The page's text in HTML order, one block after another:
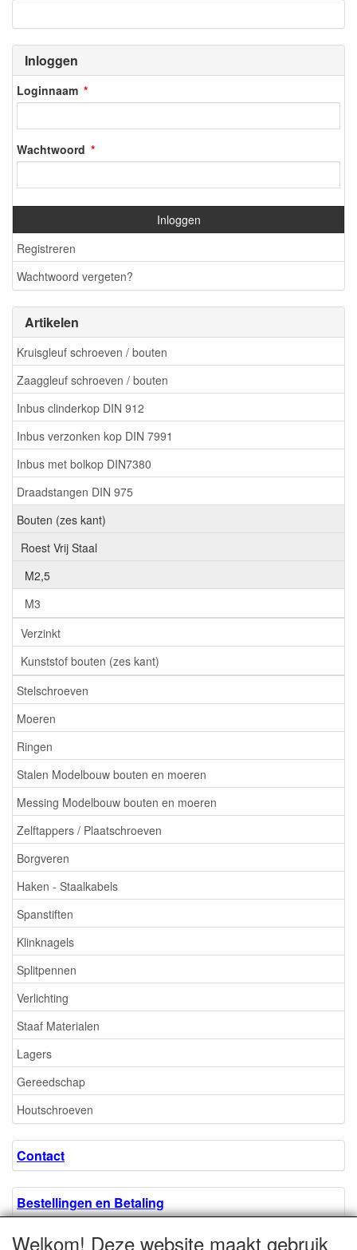
Inloggen
Loginnaam
Wachtwoord
Inloggen
Registreren
Wachtwoord vergeten?
Artikelen
Kruisgleuf schroeven / bouten
Zaaggleuf schroeven / bouten
Inbus clinderkop DIN 912
Inbus verzonken kop DIN 7991
Inbus met bolkop DIN7380
Draadstangen DIN 975
Bouten (zes kant)
Roest Vrij Staal
M2,5
M3
Verzinkt
Kunststof bouten (zes kant)
Stelschroeven
Moeren
Ringen
Stalen Modelbouw bouten en moeren
Messing Modelbouw bouten en moeren
Zelftappers / Plaatschroeven
Borgveren
Haken - Staalkabels
Spanstiften
Klinknagels
Splitpennen
Verlichting
Staaf Materialen
Lagers
Gereedschap
Houtschroeven
Contact
Bestellingen en Betaling
Welkom! Deze website maakt gebruik